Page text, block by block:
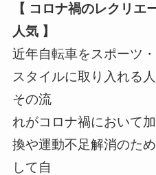
【 コロナ禍のレクリエ
人気 】
近年自転車をスポーツ
スタイルに取り入れる
その流
れがコロナ禍において
換や運動不足解消のた
して自